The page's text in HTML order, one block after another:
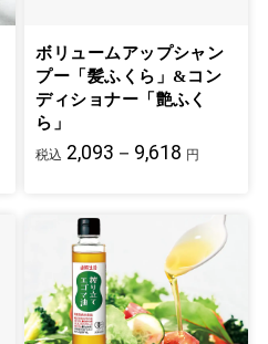
ボリュームアップシャン
プー「髪ふくら」&コン
ディショナー「艶ふく
ら」
税込 2,093－9,618 円